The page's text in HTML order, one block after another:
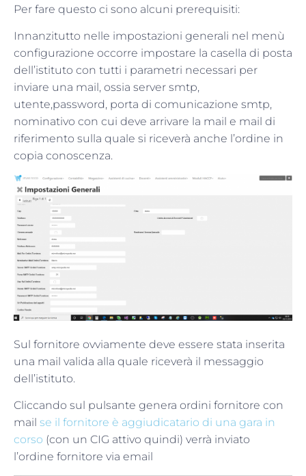
Per fare questo ci sono alcuni prerequisiti:
Innanzitutto nelle impostazioni generali nel menù
configurazione occorre impostare la casella di posta
dell’istituto con tutti i parametri necessari per
inviare una mail, ossia server smtp,
utente,password, porta di comunicazione smtp,
nominativo con cui deve arrivare la mail e mail di
riferimento sulla quale si riceverà anche l’ordine in
copia conoscenza.
Sul fornitore ovviamente deve essere stata inserita
una mail valida alla quale riceverà il messaggio
dell’istituto.
Cliccando sul pulsante genera ordini fornitore con
mail se il fornitore è aggiudicatario di una gara in
corso (con un CIG attivo quindi) verrà inviato
l’ordine fornitore via email